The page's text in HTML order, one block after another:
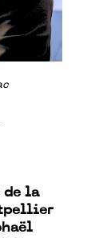
de la